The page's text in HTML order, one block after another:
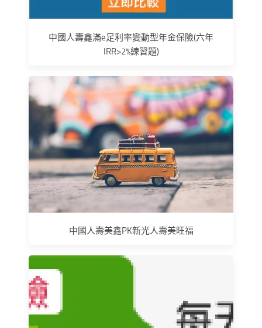
中國人壽鑫滿e足利率變動型年金保險(六年
IRR>2%練習題)
中國人壽美鑫PK新光人壽美旺福